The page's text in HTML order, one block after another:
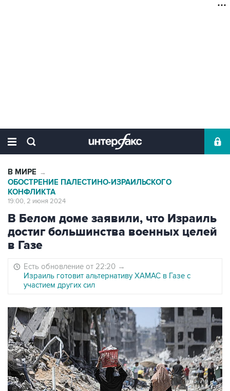
В МИРЕ →
ОБОСТРЕНИЕ ПАЛЕСТИНО-ИЗРАИЛЬСКОГО
КОНФЛИКТА
19:00, 2 июня 2024
В Белом доме заявили, что Израиль
достиг большинства военных целей
в Газе
Есть обновление от 22:20 →
Израиль готовит альтернативу ХАМАС в Газе с
участием других сил